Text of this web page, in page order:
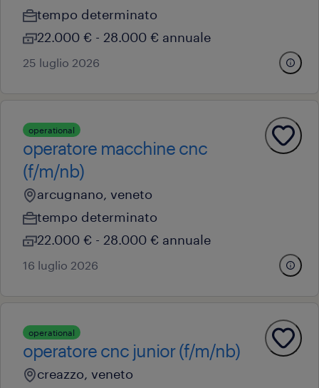
tempo determinato
22.000 € - 28.000 € annuale
25 luglio 2026
operational
operatore macchine cnc
(f/m/nb)
arcugnano, veneto
tempo determinato
22.000 € - 28.000 € annuale
16 luglio 2026
operational
operatore cnc junior (f/m/nb)
creazzo, veneto